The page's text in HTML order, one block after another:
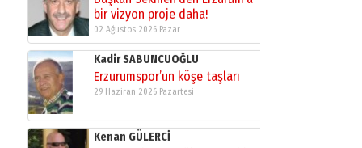
Kenan GÜLERCİ
Murat Şahsuvaroğlu ERKON’da
çıtayı yukarı taşırken,
yönetimdekiler aşağı
17 Şubat 2026 Salı
Bir fotoğraf, bir şehir, bir